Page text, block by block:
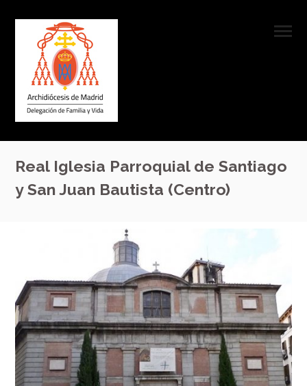
Real Iglesia Parroquial de Santiago
y San Juan Bautista (Centro)